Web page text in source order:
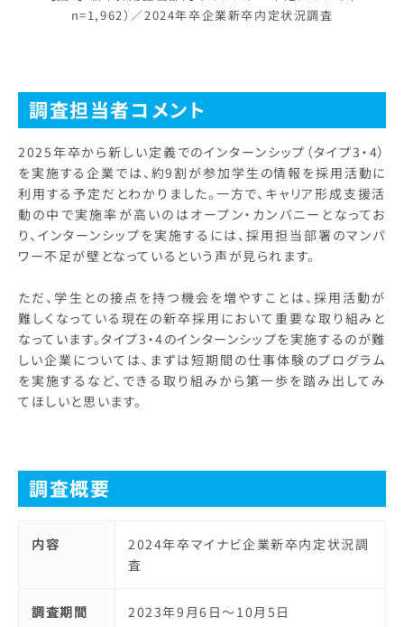
n=1,962）／2024年卒企業新卒内定状況調査
調査担当者コメント
2025年卒から新しい定義でのインターンシップ（タイプ3・4）
を実施する企業では、約9割が参加学生の情報を採用活動に
利用する予定だとわかりました。一方で、キャリア形成支援活
動の中で実施率が高いのはオープン・カンパニーとなってお
り、インターンシップを実施するには、採用担当部署のマンパ
ワー不足が壁となっているという声が見られます。
ただ、学生との接点を持つ機会を増やすことは、採用活動が
難しくなっている現在の新卒採用において重要な取り組みと
なっています。タイプ3・4のインターンシップを実施するのが難
しい企業については、まずは短期間の仕事体験のプログラム
を実施するなど、できる取り組みから第一歩を踏み出してみ
てほしいと思います。
調査概要
内容
2024年卒マイナビ企業新卒内定状況調
査
調査期間 2023年9月6日～10月5日